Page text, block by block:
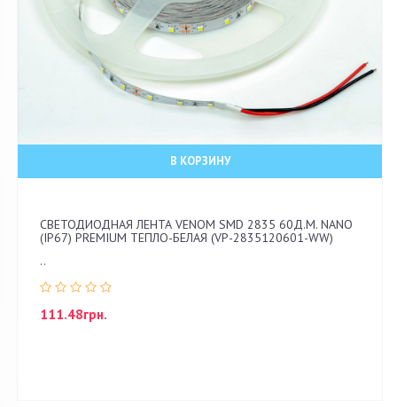
В КОРЗИНУ
СВЕТОДИОДНАЯ ЛЕНТА VENOM SMD 2835 60Д.М. NANO
(IP67) PREMIUM ТЕПЛО-БЕЛАЯ (VP-2835120601-WW)
..
111.48грн.